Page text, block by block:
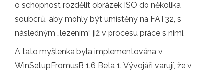
o schopnost rozdělit obrázek ISO do několika
souborů, aby mohly být umístěny na FAT32, s
následným „lezením“ již v procesu práce s nimi.
A tato myšlenka byla implementována v
WinSetupFromusB 1.6 Beta 1. Vývojáři varují, že v